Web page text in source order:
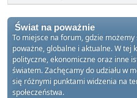
Świat na poważnie
To miejsce na forum, gdzie
poważne, globalne i aktualne. W tej
polityczne, ekonomiczne oraz inne
światem. Zachęcamy do udziału w
się różnymi punktami widzenia na
społeczeństwa.